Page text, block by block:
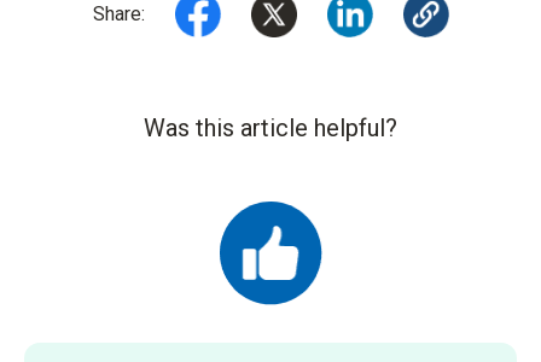
Share:
Was this article helpful?